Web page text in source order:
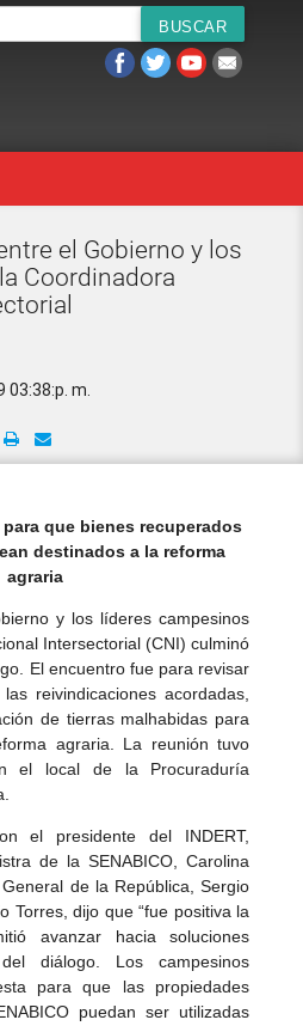
el Gobierno y los
Coordinadora
03:38:p. m.
que bienes recuperados
destinados a la reforma
agraria
y los líderes campesinos
Intersectorial (CNI) culminó
El encuentro fue para revisar
reivindicaciones acordadas,
de tierras malhabidas para
agraria. La reunión tuvo
el local de la Procuraduría
el presidente del INDERT,
de la SENABICO, Carolina
de la República, Sergio
Torres, dijo que “fue positiva la
avanzar hacia soluciones
diálogo. Los campesinos
para que las propiedades
puedan ser utilizadas